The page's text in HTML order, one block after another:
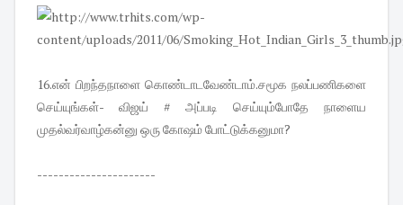
16.என் பிறந்தநாளை கொண்டாடவேண்டாம்.சமூக நலப்பணிகளை
செய்யுங்கள்- விஜய் # அப்படி செய்யும்போதே நாளைய
முதல்வர்வாழ்கன்னு ஒரு கோஷம் போட்டுக்கனுமா?
----------------------